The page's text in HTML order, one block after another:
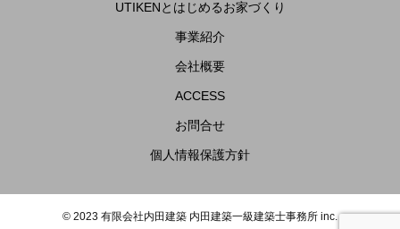
UTIKENとはじめるお家づくり
事業紹介
会社概要
ACCESS
お問合せ
個人情報保護方針
© 2023 有限会社内田建築 内田建築一級建築士事務所 inc.